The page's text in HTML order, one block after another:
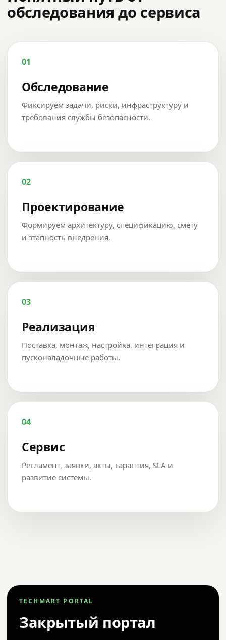
обследования до сервиса
01
Обследование
Фиксируем задачи, риски, инфраструктуру и
требования службы безопасности.
02
Проектирование
Формируем архитектуру, спецификацию, смету
и этапность внедрения.
03
Реализация
Поставка, монтаж, настройка, интеграция и
пусконаладочные работы.
04
Сервис
Регламент, заявки, акты, гарантия, SLA и
развитие системы.
TECHMART PORTAL
Закрытый портал